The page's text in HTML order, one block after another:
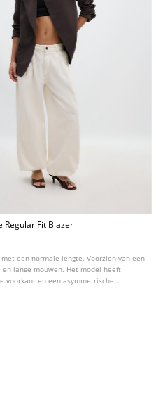
Regular Fit Blazer
een normale lengte. Voorzien van een
en lange mouwen. Het model heeft
voorkant en een asymmetrische